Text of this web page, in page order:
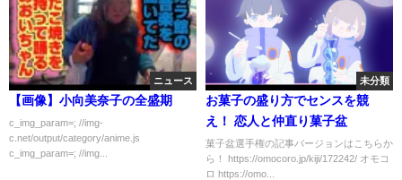
ニュース
【画像】小向美奈子の全盛期
c_img_param=; //img-
c.net/output/category/anime.js
c_img_param=; //img...
未分類
お菓子の盛り方でセンスを競
え！ 恋人と仲直り菓子盆
菓子盆選手権の記事バージョンはこちらか
ら！ https://omocoro.jp/kiji/172242/ オモコ
ロ https://omo...